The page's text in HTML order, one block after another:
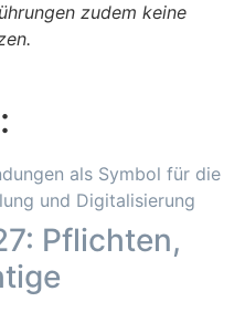
zudem keine
Pflichten,